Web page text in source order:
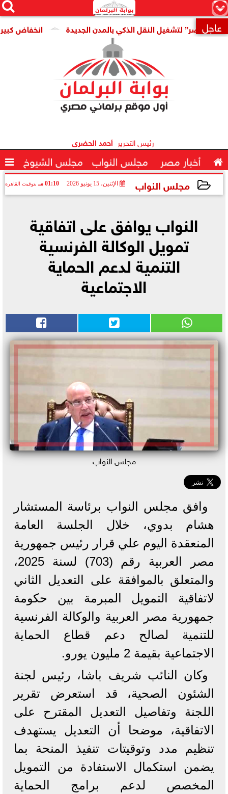
×


 عاجل انخفاض كبير فى لتشغيل النقل الذكي بالمدن الجديدة
رئيس التحرير أحمد الحضرى
 أخبار مصر مجلس النواب مجلس الشيوخ 
مجلس النواب الإثنين، 15 يونيو 2026 01:10 مـ بتوقيت القاهرة
النواب يوافق على اتفاقية
تمويل الوكالة الفرنسية
التنمية لدعم الحماية
الاجتماعية
مجلس النواب
وافق مجلس النواب برئاسة المستشار
هشام بدوي، خلال الجلسة العامة
المنعقدة اليوم علي قرار رئيس جمهورية
مصر العربية رقم (703) لسنة 2025،
والمتعلق بالموافقة على التعديل الثاني
لاتفاقية التمويل المبرمة بين حكومة
جمهورية مصر العربية والوكالة الفرنسية
للتنمية لصالح دعم قطاع الحماية
الاجتماعية بقيمة 2 مليون يورو.
وكان النائب شريف باشا، رئيس لجنة
الشئون الصحية، قد استعرض تقرير
اللجنة وتفاصيل التعديل المقترح على
الاتفاقية، موضحا أن التعديل يستهدف
تنظيم مدد وتوقيتات تنفيذ المنحة بما
يضمن استكمال الاستفادة من التمويل
المخصص لدعم برامج الحماية